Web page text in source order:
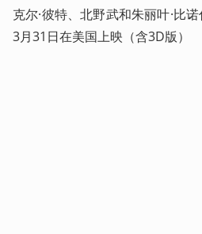
克尔·彼特、北野武和朱丽叶·比
3月31日在美国上映（含3D版）